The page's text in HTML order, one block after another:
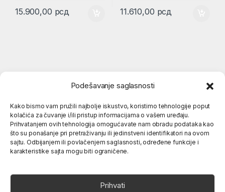
Podešavanje saglasnosti
Kako bismo vam pružili najbolje iskustvo, koristimo tehnologije poput
kolačića za čuvanje i/ili pristup informacijama o vašem uređaju.
Prihvatanjem ovih tehnologija omogućavate nam obradu podataka kao
što su ponašanje pri pretraživanju ili jedinstveni identifikatori na ovom
sajtu. Odbijanjem ili povlačenjem saglasnosti, određene funkcije i
karakteristike sajta mogu biti ograničene.
Prihvati
15.900,00 рсд 11.610,00 рсд
Popularne kategorije
O nama